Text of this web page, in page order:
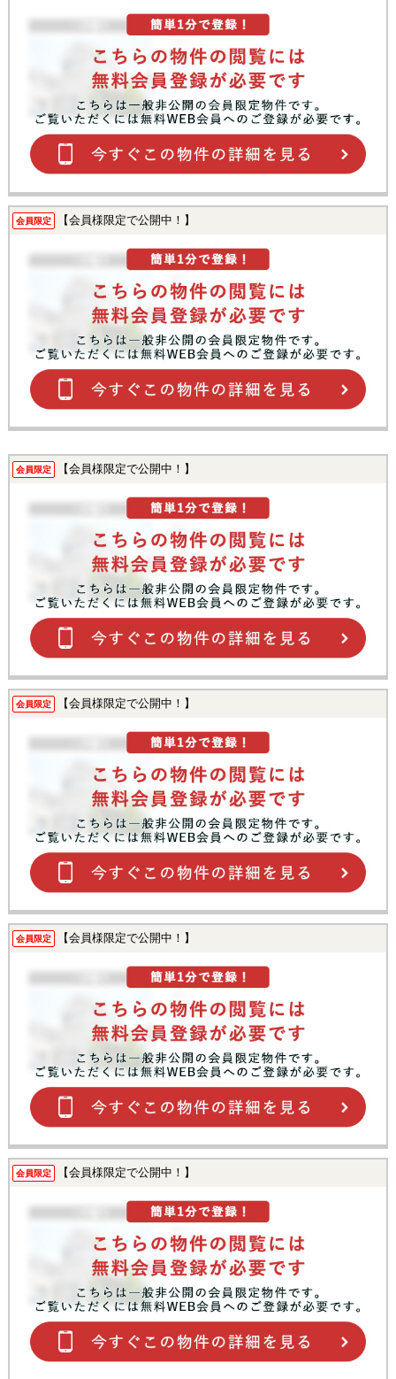
会員限定 【会員様限定で公開中！】
会員限定 【会員様限定で公開中！】
会員限定 【会員様限定で公開中！】
会員限定 【会員様限定で公開中！】
会員限定 【会員様限定で公開中！】